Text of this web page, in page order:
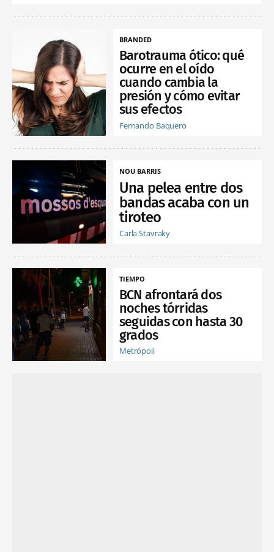
BRANDED
Barotrauma ótico: qué
ocurre en el oído
cuando cambia la
presión y cómo evitar
sus efectos
Fernando Baquero
NOU BARRIS
Una pelea entre dos
bandas acaba con un
tiroteo
Carla Stavraky
TIEMPO
BCN afrontará dos
noches tórridas
seguidas con hasta 30
grados
Metrópoli